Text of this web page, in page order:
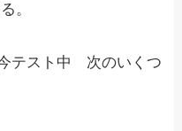
。
テスト中 次のいくつ